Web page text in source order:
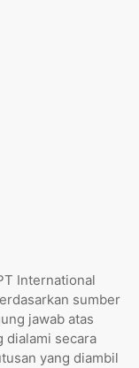
International
sumber
jawab atas
dialami secara
yang diambil